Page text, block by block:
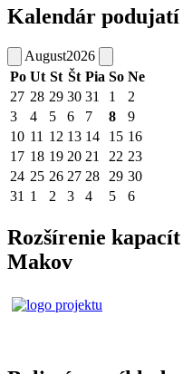
Kalendár podujatí
August2026
Po Ut St Št Pia So Ne
27 28 29 30 31 1
2
3
4 5 6 7 8
9
10 11 12 13 14 15 16
17 18 19 20 21 22 23
24 25 26 27 28 29 30
31 1 2 3 4 5 6
Rozšírenie
Makov